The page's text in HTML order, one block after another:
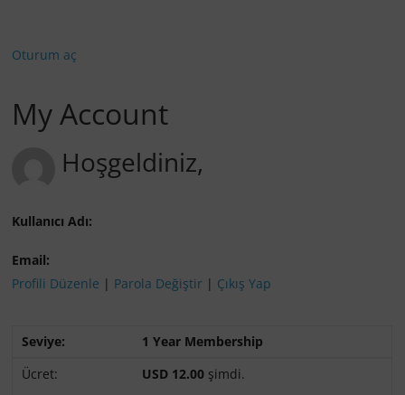
Oturum aç
My Account
Hoşgeldiniz,
Kullanıcı Adı:
Email:
Profili Düzenle | Parola Değiştir | Çıkış Yap
1 Year Membership
USD 12.00 şimdi.